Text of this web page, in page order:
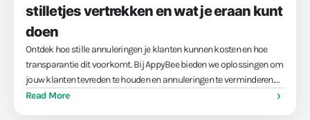
stilletjes vertrekken en wat je eraan kunt
doen
Ontdek hoe stille annuleringen je klanten kunnen kosten en hoe
transparantie dit voorkomt. Bij AppyBee bieden we oplossingen om
jouw klanten tevreden te houden en annuleringen te verminderen.
Boek een demo en maak je business transparanter!
Read More